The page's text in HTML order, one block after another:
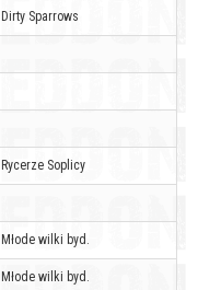
Dirty Sparrows
Rycerze Soplicy
Młode wilki byd.
Młode wilki byd.